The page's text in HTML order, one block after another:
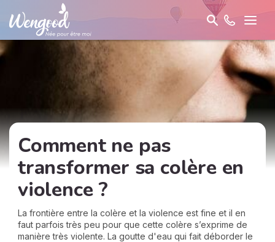
Comment ne pas
transformer sa colère en
violence ?
La frontière entre la colère et la violence est fine et il en
faut parfois très peu pour que cette colère s’exprime de
manière très violente. La goutte d'eau qui fait déborder le